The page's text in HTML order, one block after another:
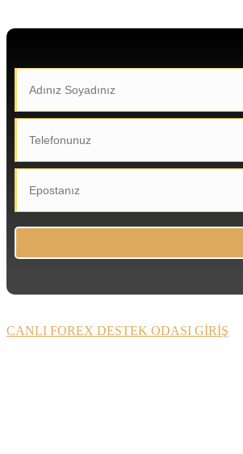
CANLI FOREX DESTEK ODASI GİRİŞ